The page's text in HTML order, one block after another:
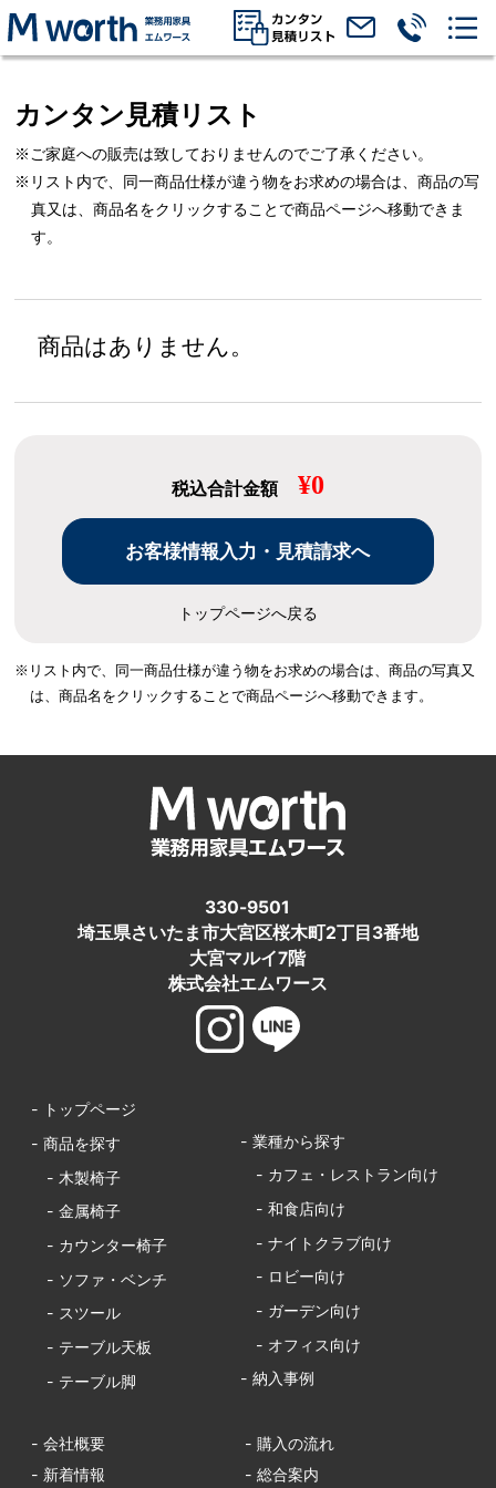
カンタン見積リスト
※ご家庭への販売は致しておりませんのでご了承ください。
※リスト内で、同一商品仕様が違う物をお求めの場合は、商品の写
真又は、商品名をクリックすることで商品ページへ移動できま
す。
商品はありません。
税込合計金額 ¥0
トップページへ戻る
※リスト内で、同一商品仕様が違う物をお求めの場合は、商品の写真又
は、商品名をクリックすることで商品ページへ移動できます。
330-9501
埼玉県さいたま市大宮区桜木町2丁目3番地
大宮マルイ7階
株式会社エムワース
- トップページ
- 商品を探す
- 木製椅子
- 金属椅子
- カウンター椅子
- ソファ・ベンチ
- スツール
- テーブル天板
- テーブル脚
- 業種から探す
- カフェ・レストラン向け
- 和食店向け
- ナイトクラブ向け
- ロビー向け
- ガーデン向け
- オフィス向け
- 納入事例
- 会社概要
- 購入の流れ
- 新着情報
- 総合案内